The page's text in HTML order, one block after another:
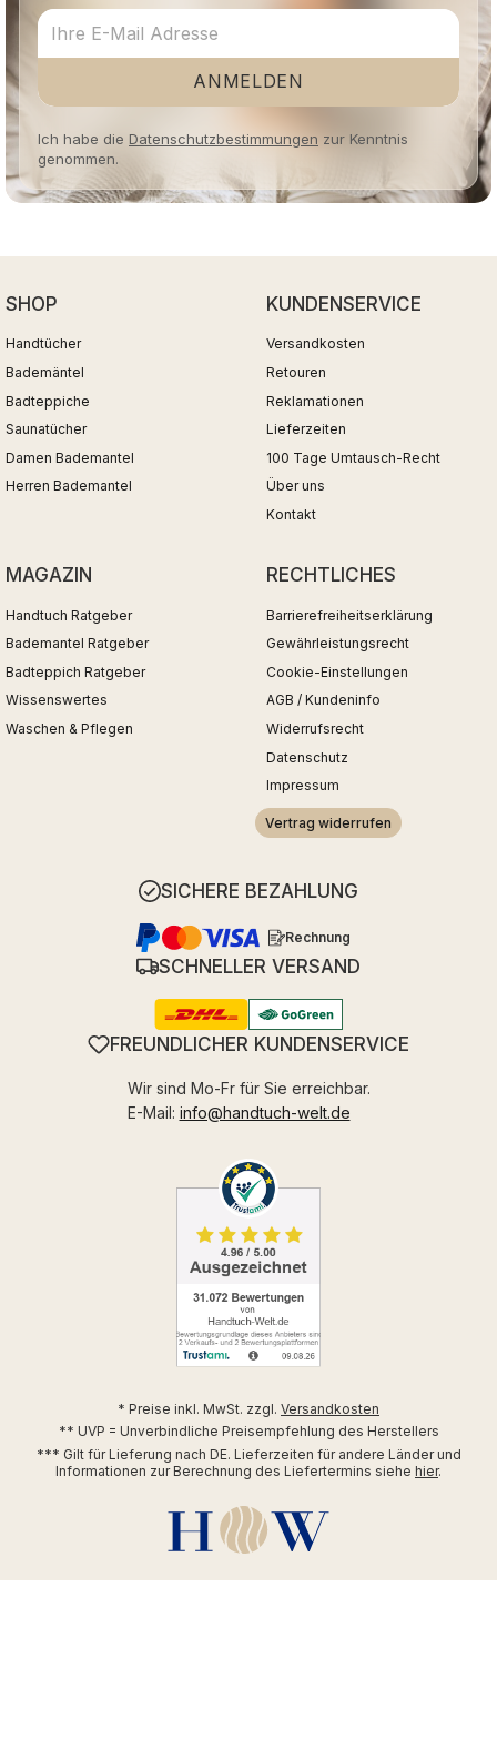
ANMELDEN
Ich habe die Datenschutzbestimmungen zur Kenntnis
genommen.
SHOP
Handtücher
Bademäntel
Badteppiche
Saunatücher
Damen Bademantel
Herren Bademantel
KUNDENSERVICE
Versandkosten
Retouren
Reklamationen
Lieferzeiten
100 Tage Umtausch-Recht
Über uns
Kontakt
MAGAZIN
Handtuch Ratgeber
Bademantel Ratgeber
Badteppich Ratgeber
Wissenswertes
Waschen & Pflegen
RECHTLICHES
Barrierefreiheitserklärung
Gewährleistungsrecht
Cookie-Einstellungen
AGB / Kundeninfo
Widerrufsrecht
Datenschutz
Impressum
Vertrag widerrufen
SICHERE BEZAHLUNG
Rechnung
SCHNELLER VERSAND
FREUNDLICHER KUNDENSERVICE
Wir sind Mo-Fr für Sie erreichbar.
E-Mail: info@handtuch-welt.de
* Preise inkl. MwSt. zzgl. Versandkosten
** UVP = Unverbindliche Preisempfehlung des Herstellers
*** Gilt für Lieferung nach DE. Lieferzeiten für andere Länder und
Informationen zur Berechnung des Liefertermins siehe hier.